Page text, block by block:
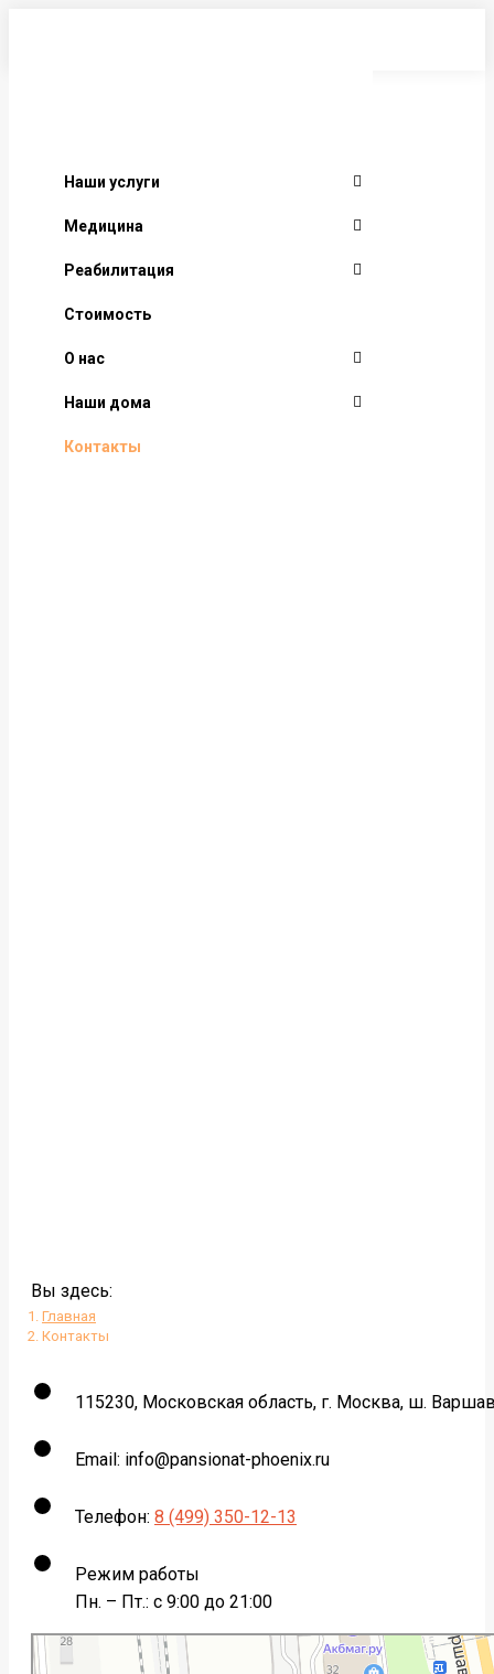
Наши услуги
Медицина
Реабилитация
Стоимость
О нас
Наши дома
Контакты
Вы здесь:
Главная
Контакты
115230, Московская область, г. Москва, ш.
Email: info@pansionat-phoenix.ru
Телефон: 8 (499) 350-12-13
Режим работы
Пн. – Пт.: с 9:00 до 21:00
Москва
Варшавское шоссе, 47к4 — Яндекс Карты